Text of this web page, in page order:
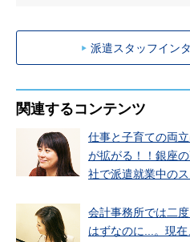
派遣スタッフイン
関連するコンテンツ
仕事と子育ての両
が拡がる！！銀座
社で派遣就業中のス
会計事務所では二
はずなのに...。現